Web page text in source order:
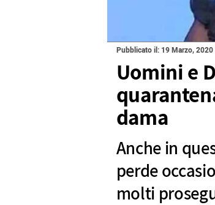
Pubblicato il: 19 Marzo, 2020
Uomini e
dama
Anche in
perde
molti